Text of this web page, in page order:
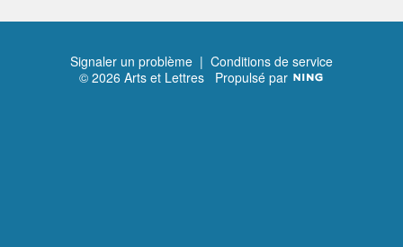
Signaler un problème | Conditions de service
© 2026 Arts et Lettres Propulsé par